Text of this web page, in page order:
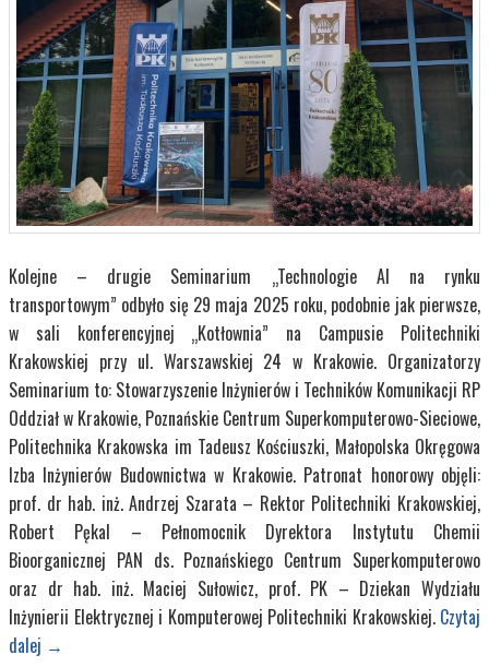
Kolejne – drugie Seminarium „Technologie AI na rynku
transportowym” odbyło się 29 maja 2025 roku, podobnie jak pierwsze,
w sali konferencyjnej „Kotłownia” na Campusie Politechniki
Krakowskiej przy ul. Warszawskiej 24 w Krakowie. Organizatorzy
Seminarium to: Stowarzyszenie Inżynierów i Techników Komunikacji RP
Oddział w Krakowie, Poznańskie Centrum Superkomputerowo-Sieciowe,
Politechnika Krakowska im Tadeusz Kościuszki, Małopolska Okręgowa
Izba Inżynierów Budownictwa w Krakowie. Patronat honorowy objęli:
prof. dr hab. inż. Andrzej Szarata – Rektor Politechniki Krakowskiej,
Robert Pękal – Pełnomocnik Dyrektora Instytutu Chemii
Bioorganicznej PAN ds. Poznańskiego Centrum Superkomputerowo
oraz dr hab. inż. Maciej Sułowicz, prof. PK – Dziekan Wydziału
Inżynierii Elektrycznej i Komputerowej Politechniki Krakowskiej. Czytaj
dalej →